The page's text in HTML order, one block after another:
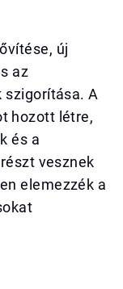
új
az
szigorítása. A
hozott létre,
és a
vesznek
elemezzék a